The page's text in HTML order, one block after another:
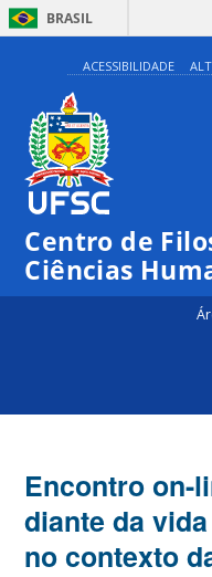
BRASIL
ACESSIBILIDADE
Centro de
Ciências
Encontro on-
diante da
no contexto